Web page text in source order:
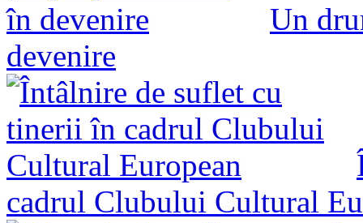
Un
devenire
cadrul Clubului Cultural